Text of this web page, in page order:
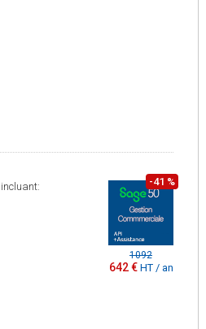
1092
642 €HT / an
, incluant:
-41 %